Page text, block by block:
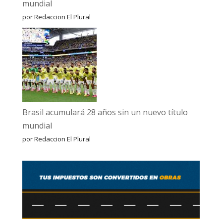
mundial
por Redaccion El Plural
Brasil acumulará 28 años sin un nuevo título
mundial
por Redaccion El Plural